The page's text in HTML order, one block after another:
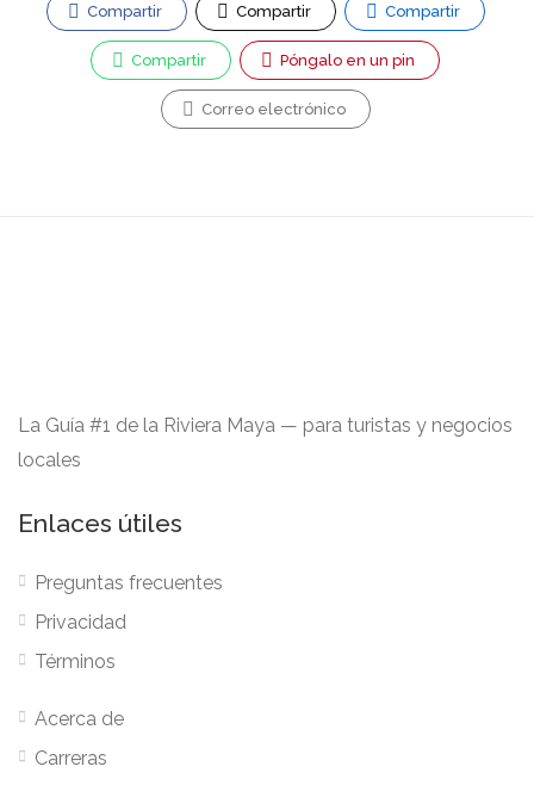
Compartir Compartir Compartir
Compartir Póngalo en un pin
Correo electrónico
La Guía #1 de la Riviera Maya — para turistas y negocios
locales
Enlaces útiles
Preguntas frecuentes
Privacidad
Términos
Acerca de
Carreras